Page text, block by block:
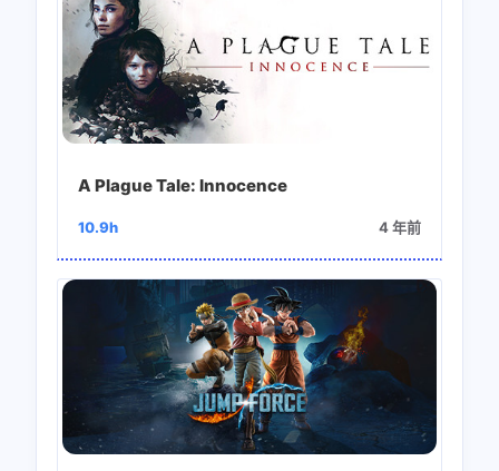
A Plague Tale: Innocence
10.9h 4 年前